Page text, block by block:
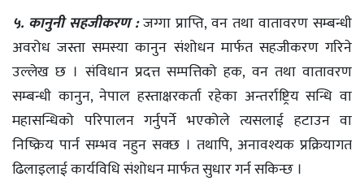
५. कानुनी सहजीकरण :जग्गा प्राप्ति, वन तथा वातावरण सम्बन्धी
अवरोध जस्ता समस्या कानुन संशोधन मार्फत सहजीकरण गरिने
उल्लेख छ । संविधान प्रदत्त सम्पत्तिको हक, वन तथा वातावरण
सम्बन्धी कानुन, नेपाल हस्ताक्षरकर्ता रहेका अन्तर्राष्ट्रिय सन्धि वा
महासन्धिको परिपालन गर्नुपर्ने भएकोले त्यसलाई हटाउन वा
निष्क्रिय पार्न सम्भव नहुन सक्छ । तथापि, अनावश्यक प्रक्रियागत
ढिलाइलाई कार्यविधि संशोधन मार्फत सुधार गर्न सकिन्छ ।